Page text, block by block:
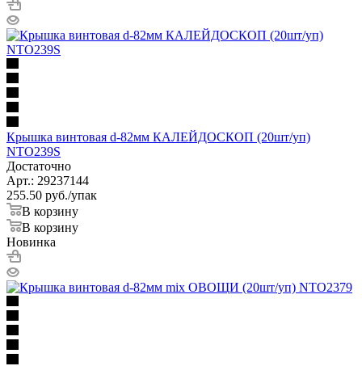
Крышка винтовая d-82мм КАЛЕЙДОСКОП (20шт/уп)
NTO239S
Достаточно
Арт.: 29237144
255.50 руб./упак
В корзину
В корзину
Новинка